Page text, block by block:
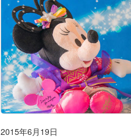
2015年6月19日